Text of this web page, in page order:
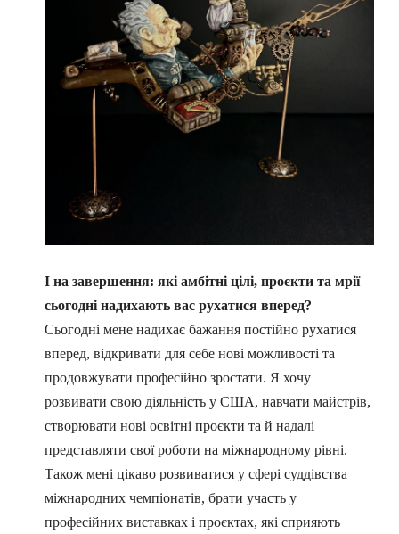
І на завершення: які амбітні цілі, проєкти та мрії
сьогодні надихають вас рухатися вперед?
Сьогодні мене надихає бажання постійно рухатися
вперед, відкривати для себе нові можливості та
продовжувати професійно зростати. Я хочу
розвивати свою діяльність у США, навчати майстрів,
створювати нові освітні проєкти та й надалі
представляти свої роботи на міжнародному рівні.
Також мені цікаво розвиватися у сфері суддівства
міжнародних чемпіонатів, брати участь у
професійних виставках і проєктах, які сприяють